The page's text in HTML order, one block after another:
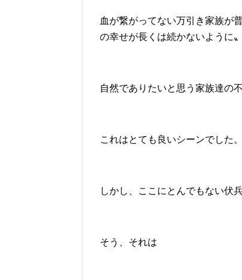
血が繋がってない万引き家族が
の幸せが長くは続かないように
自然でありたいと思う家族達の不
これはとても良いシーンでした。
しかし、ここにとんでもない伏
そう、それは